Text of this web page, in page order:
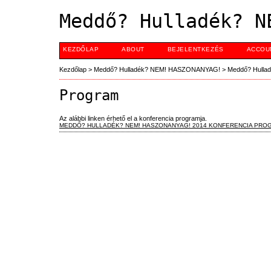
Meddő? Hulladék?
KEZDŐLAP ABOUT BEJELENTKEZÉS
Kezdőlap > Meddő? Hulladék? NEM! HASZONANYAG! > Meddő?
Program
Az alábbi linken érhető el a konferencia programja.
MEDDŐ? HULLADÉK? NEM! HASZONANYAG! 2014 KONFERENCIA